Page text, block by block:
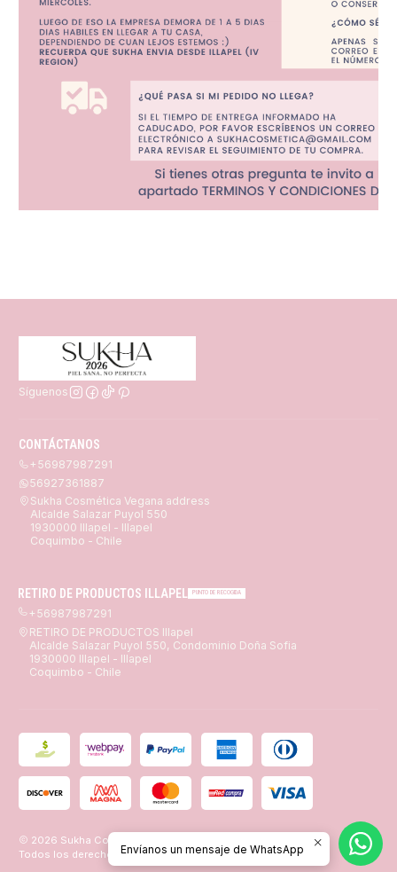
Síguenos
CONTÁCTANOS
+56987987291
56927361887
Sukha Cosmética Vegana address
Alcalde Salazar Puyol 550
1930000 Illapel - Illapel
Coquimbo - Chile
RETIRO DE PRODUCTOS ILLAPEL PUNTO DE RECOGIDA
+56987987291
RETIRO DE PRODUCTOS Illapel
Alcalde Salazar Puyol 550, Condominio Doña Sofia
1930000 Illapel - Illapel
Coquimbo - Chile
2026 Sukha Cosmética Vegana.
Todos los derechos reservados. Desarrollado por Jumpseller
Envíanos un mensaje de WhatsApp